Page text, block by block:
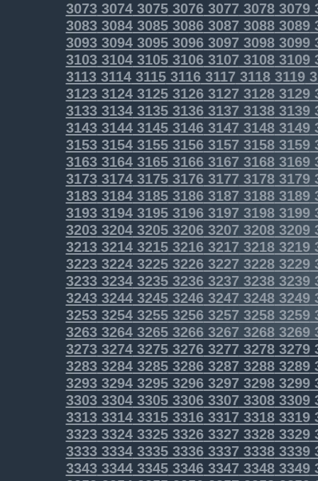
3073307430753076307730783079
3083308430853086308730883089
3093309430953096309730983099
3103310431053106310731083109
3113311431153116311731183119
3123312431253126312731283129
3133313431353136313731383139
3143314431453146314731483149
31533154315531563157 31583159
31633164316531663167 31683169
3173317431753176317731783179
31833184318531863187 31883189
31933194319531963197 31983199
32033204320532063207 32083209
32133214321532163217 32183219
32233224322532263227 32283229
32333234323532363237 32383239
32433244324532463247 32483249
32533254325532563257 32583259
32633264326532663267 32683269
3273327432753276327732783279
3283328432853286328732883289
3293329432953296329732983299
3303330433053306330733083309
3313331433153316331733183319
3323332433253326332733283329
3333333433353336333733383339
3343334433453346334733483349